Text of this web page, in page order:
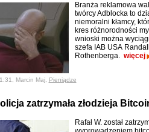
Branża reklamowa
twórcy Adblocka to
niemoralni kłamcy,
kres różnorodności
wnioski można
szefa IAB USA
Rothenberga. więcej
Marcin Maj, Pieniądze
zatrzymała złodzieja
Rafał W. został